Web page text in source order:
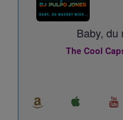
Baby, du
The Cool